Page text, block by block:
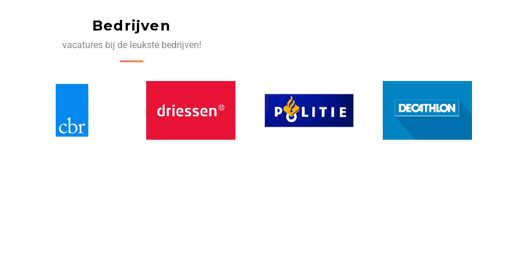
Bedrijven
vacatures bij de leukste bedrijven!